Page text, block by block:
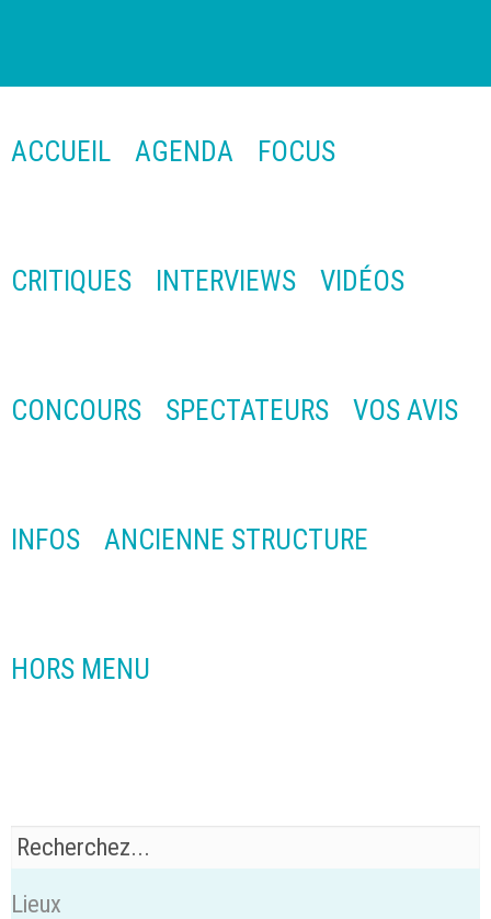
ACCUEIL AGENDA FOCUS
CRITIQUES INTERVIEWS VIDÉOS
CONCOURS SPECTATEURS VOS AVIS
INFOS ANCIENNE STRUCTURE
HORS MENU
Lieux